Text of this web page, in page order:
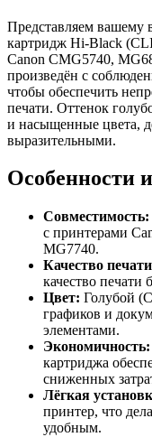
Представляем вашему
картридж Hi-Black
Canon CMG5740,
произведён с
чтобы обеспечить
печати. Оттенок
и насыщенные цвета,
выразительными.
Особенности
Совместимость:
с принтерами
MG7740.
Качество
качество печати
Цвет: Голубой
графиков и
элементами.
Экономичность:
картриджа
сниженных
Лёгкая
принтер, что
удобным.